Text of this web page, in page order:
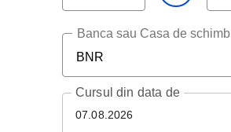
Banca sau Casa de schimb
07.08.2026
Cursuldin data de